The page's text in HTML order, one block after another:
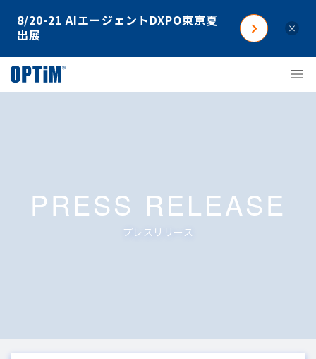
8/20-21 AIエージェントDXPO東京夏
出展
×
PRESS RELEASE
プレスリリース